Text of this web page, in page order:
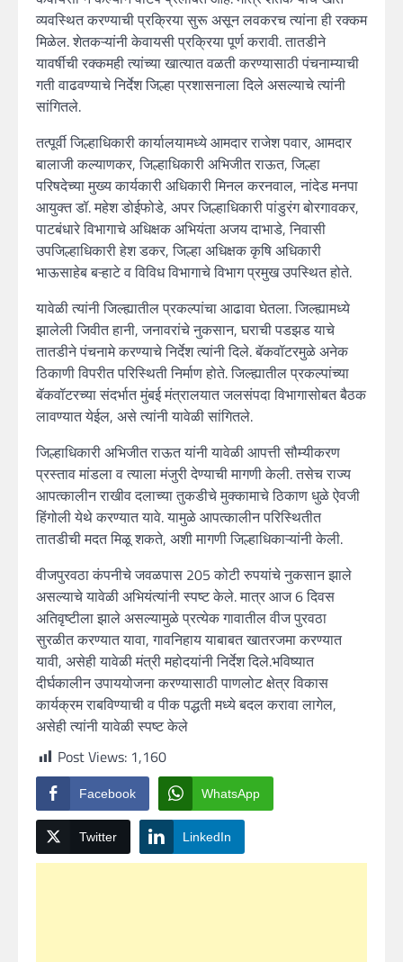
व्यवस्थित करण्याची प्रक्रिया सुरू असून लवकरच त्यांना ही रक्कम
मिळेल. शेतकऱ्यांनी केवायसी प्रक्रिया पूर्ण करावी. तातडीने
यावर्षीची रक्कमही त्यांच्या खात्यात वळती करण्यासाठी पंचनाम्याची
गती वाढवण्याचे निर्देश जिल्हा प्रशासनाला दिले असल्याचे त्यांनी
सांगितले.
तत्पूर्वी जिल्हाधिकारी कार्यालयामध्ये आमदार राजेश पवार, आमदार
बालाजी कल्याणकर, जिल्हाधिकारी अभिजीत राऊत, जिल्हा
परिषदेच्या मुख्य कार्यकारी अधिकारी मिनल करनवाल, नांदेड मनपा
आयुक्त डॉ. महेश डोईफोडे, अपर जिल्हाधिकारी पांडुरंग बोरगावकर,
पाटबंधारे विभागाचे अधिक्षक अभियंता अजय दाभाडे, निवासी
उपजिल्हाधिकारी हेश डकर, जिल्हा अधिक्षक कृषि अधिकारी
भाऊसाहेब बऱ्हाटे व विविध विभागाचे विभाग प्रमुख उपस्थित होते.
यावेळी त्यांनी जिल्ह्यातील प्रकल्पांचा आढावा घेतला. जिल्ह्यामध्ये
झालेली जिवीत हानी, जनावरांचे नुकसान, घराची पडझड याचे
तातडीने पंचनामे करण्याचे निर्देश त्यांनी दिले. बॅकवॉटरमुळे अनेक
ठिकाणी विपरीत परिस्थिती निर्माण होते. जिल्ह्यातील प्रकल्पांच्या
बॅकवॉटरच्या संदर्भात मुंबई मंत्रालयात जलसंपदा विभागासोबत बैठक
लावण्यात येईल, असे त्यांनी यावेळी सांगितले.
जिल्हाधिकारी अभिजीत राऊत यांनी यावेळी आपत्ती सौम्यीकरण
प्रस्ताव मांडला व त्याला मंजुरी देण्याची मागणी केली. तसेच राज्य
आपत्कालीन राखीव दलाच्या तुकडीचे मुक्कामाचे ठिकाण धुळे ऐवजी
हिंगोली येथे करण्यात यावे. यामुळे आपत्कालीन परिस्थितीत
तातडीची मदत मिळू शकते, अशी मागणी जिल्हाधिकाऱ्यांनी केली.
वीजपुरवठा कंपनीचे जवळपास 205 कोटी रुपयांचे नुकसान झाले
असल्याचे यावेळी अभियंत्यांनी स्पष्ट केले. मात्र आज 6 दिवस
अतिवृष्टीला झाले असल्यामुळे प्रत्येक गावातील वीज पुरवठा
सुरळीत करण्यात यावा, गावनिहाय याबाबत खातरजमा करण्यात
यावी, असेही यावेळी मंत्री महोदयांनी निर्देश दिले.भविष्यात
दीर्घकालीन उपाययोजना करण्यासाठी पाणलोट क्षेत्र विकास
कार्यक्रम राबविण्याची व पीक पद्धती मध्ये बदल करावा लागेल,
असेही त्यांनी यावेळी स्पष्ट केले
Post Views: 1,160
Facebook WhatsApp
Twitter LinkedIn